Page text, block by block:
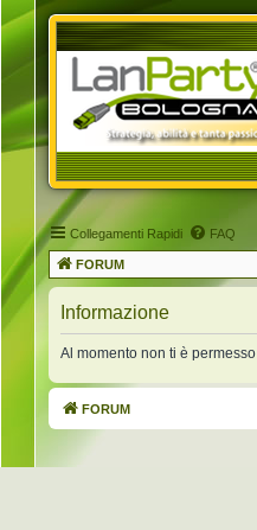
Collegamenti Rapidi FAQ
FORUM
Informazione
Al momento non ti è
FORUM